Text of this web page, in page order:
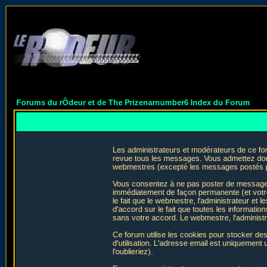
Forums du rÔdeur et de The Prizenarnumber6 Index du Forum
Les administrateurs et modérateurs de ce
revue tous les messages. Vous admettez
webmestres (excepté les messages postés
Vous consentez à ne pas poster de
immédiatement de façon permanente (et
le fait que le webmestre, l'administrateur et
d'accord sur le fait que toutes les
sans votre accord. Le webmestre,
Ce forum utilise les cookies pour stocker
d'utilisation. L'adresse email est
l'oublieriez).